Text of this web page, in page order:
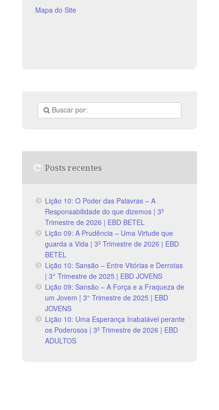
Mapa do Site
Posts recentes
Lição 10: O Poder das Palavras – A
Responsabilidade do que dizemos | 3º
Trimestre de 2026 | EBD BETEL
Lição 09: A Prudência – Uma Virtude que
guarda a Vida | 3º Trimestre de 2026 | EBD
BETEL
Lição 10: Sansão – Entre Vitórias e Derrotas
| 3° Trimestre de 2025 | EBD JOVENS
Lição 09: Sansão – A Força e a Fraqueza de
um Jovem | 3° Trimestre de 2025 | EBD
JOVENS
Lição 10: Uma Esperança Inabalável perante
os Poderosos | 3º Trimestre de 2026 | EBD
ADULTOS